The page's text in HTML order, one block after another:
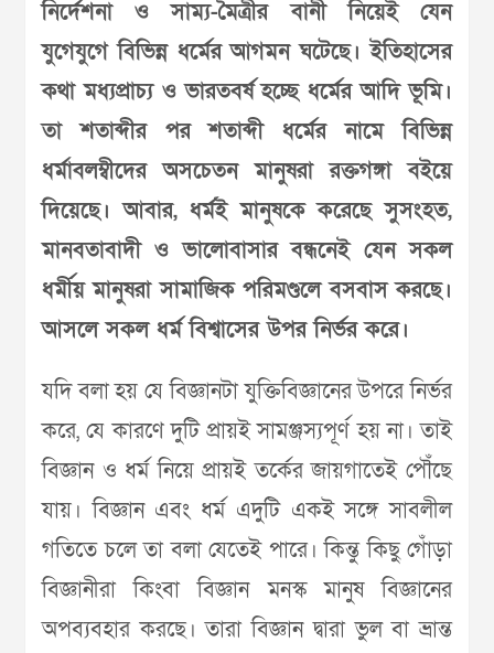
নির্দেশনা ও সাম্য-মৈত্রীর বানী নিয়েই যেন
যুগেযুগে বিভিন্ন ধর্মের আগমন ঘটেছে। ইতিহাসের
কথা মধ্যপ্রাচ্য ও ভারতবর্ষ হচ্ছে ধর্মের আদি ভূমি।
তা শতাব্দীর পর শতাব্দী ধর্মের নামে বিভিন্ন
ধর্মাবলম্বীদের অসচেতন মানুষরা রক্তগঙ্গা বইয়ে
দিয়েছে। আবার, ধর্মই মানুষকে করেছে সুসংহত,
মানবতাবাদী ও ভালোবাসার বন্ধনেই যেন সকল
ধর্মীয় মানুষরা সামাজিক পরিমণ্ডলে বসবাস করছে।
আসলে সকল ধর্ম বিশ্বাসের উপর নির্ভর করে।
যদি বলা হয় যে বিজ্ঞানটা যুক্তিবিজ্ঞানের উপরে নির্ভর
করে, যে কারণে দুটি প্রায়ই সামঞ্জস্যপূর্ণ হয় না। তাই
বিজ্ঞান ও ধর্ম নিয়ে প্রায়ই তর্কের জায়গাতেই পৌঁছে
যায়। বিজ্ঞান এবং ধর্ম এদুটি একই সঙ্গে সাবলীল
গতিতে চলে তা বলা যেতেই পারে। কিন্তু কিছু গোঁড়া
বিজ্ঞানীরা কিংবা বিজ্ঞান মনস্ক মানুষ বিজ্ঞানের
অপব্যবহার করছে। তারা বিজ্ঞান দ্বারা ভুল বা ভ্রান্ত